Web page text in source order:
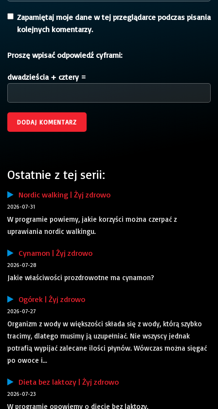
Zapamiętaj moje dane w tej przeglądarce podczas pisania
kolejnych komentarzy.
Proszę wpisać odpowiedź cyframi:
dwadzieścia + cztery =
Ostatnie z tej serii:
Nordic walking | Żyj zdrowo
2026-07-31
W programie powiemy, jakie korzyści można czerpać z
uprawiania nordic walkingu.
Cynamon | Żyj zdrowo
2026-07-28
Jakie właściwości prozdrowotne ma cynamon?
Ogórek | Żyj zdrowo
2026-07-27
Organizm z wody w większości składa się z wody, którą szybko
tracimy, dlatego musimy ją uzupełniać. Nie wszyscy jednak
potrafią wypijać zalecane ilości płynów. Wówczas można sięgać
po owoce i...
Dieta bez laktozy | Żyj zdrowo
2026-07-23
W programie opowiemy o diecie bez laktozy.